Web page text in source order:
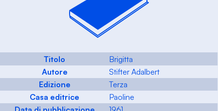
Titolo
Brigitta
Autore
Stifter Adalbert
Edizione
Terza
Casa editrice
Paoline